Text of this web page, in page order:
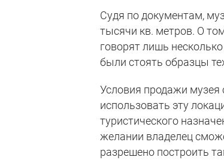
Судя по документам,
тысячи кв. метров. О
говорят лишь
были стоять образцы
Условия продажи музея
использовать эту
туристического
желании владелец
разрешено построить